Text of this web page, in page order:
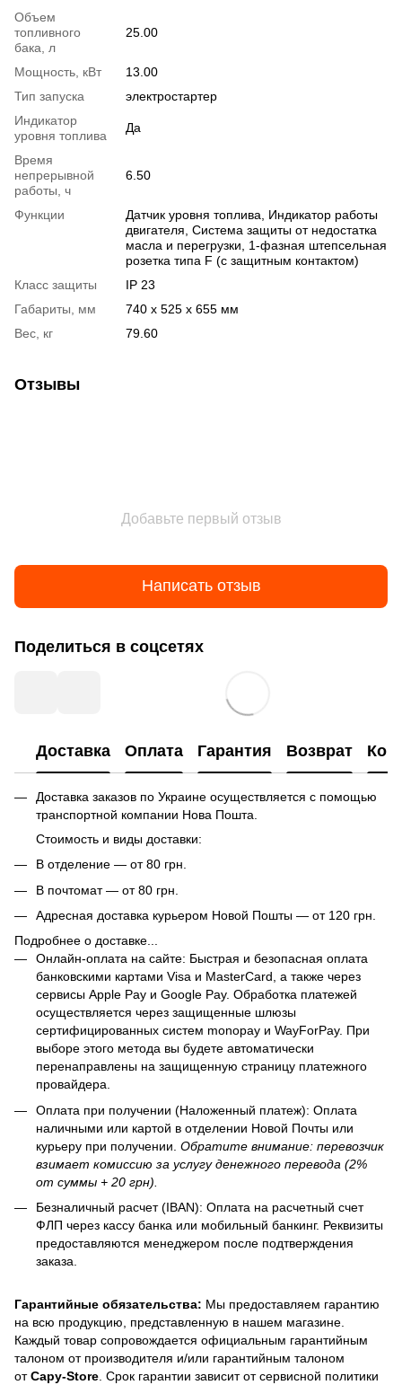
Объем
топливного
бака, л
25.00
Мощность, кВт
13.00
Тип запуска
электростартер
Индикатор
уровня топлива
Да
Время
непрерывной
работы, ч
6.50
Функции
Датчик уровня топлива, Индикатор работы
двигателя, Система защиты от недостатка
масла и перегрузки, 1-фазная штепсельная
розетка типа F (с защитным контактом)
Класс защиты
IP 23
Габариты, мм
740 x 525 x 655 мм
Вес, кг
79.60
Отзывы
Добавьте первый отзыв
Написать отзыв
Поделиться в соцсетях
Доставка Оплата Гарантия Возврат
Доставка заказов по Украине осуществляется с помощью
транспортной компании Нова Пошта.
Стоимость и виды доставки:
В отделение — от 80 грн.
В почтомат — от 80 грн.
Адресная доставка курьером Новой Пошты — от 120 грн.
Подробнее о доставке...
Онлайн-оплата на сайте: Быстрая и безопасная оплата
банковскими картами Visa и MasterCard, а также через
сервисы Apple Pay и Google Pay. Обработка платежей
осуществляется через защищенные шлюзы
сертифицированных систем monopay и WayForPay. При
выборе этого метода вы будете автоматически
перенаправлены на защищенную страницу платежного
провайдера.
Оплата при получении (Наложенный платеж): Оплата
наличными или картой в отделении Новой Почты или
курьеру при получении. Обратите внимание: перевозчик
взимает комиссию за услугу денежного перевода (2%
от суммы + 20 грн).
Безналичный расчет (IBAN): Оплата на расчетный счет
ФЛП через кассу банка или мобильный банкинг. Реквизиты
предоставляются менеджером после подтверждения
заказа.
Гарантийные обязательства: Мы предоставляем гарантию
на всю продукцию, представленную в нашем магазине.
Каждый товар сопровождается официальным гарантийным
талоном от производителя и/или гарантийным талоном
отCapy-Store. Срок гарантии зависит от сервисной политики